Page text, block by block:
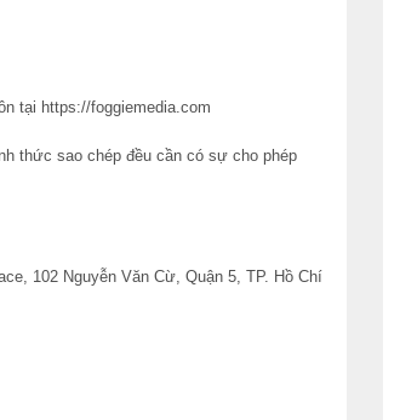
tại https://foggiemedia.com
thức sao chép đều cần có sự cho phép
102 Nguyễn Văn Cừ, Quận 5, TP. Hồ Chí